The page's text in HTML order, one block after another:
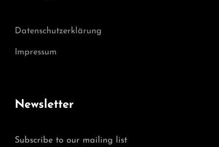
Datenschutzerklärung
Impressum
Newsletter
Subscribe to our mailing list